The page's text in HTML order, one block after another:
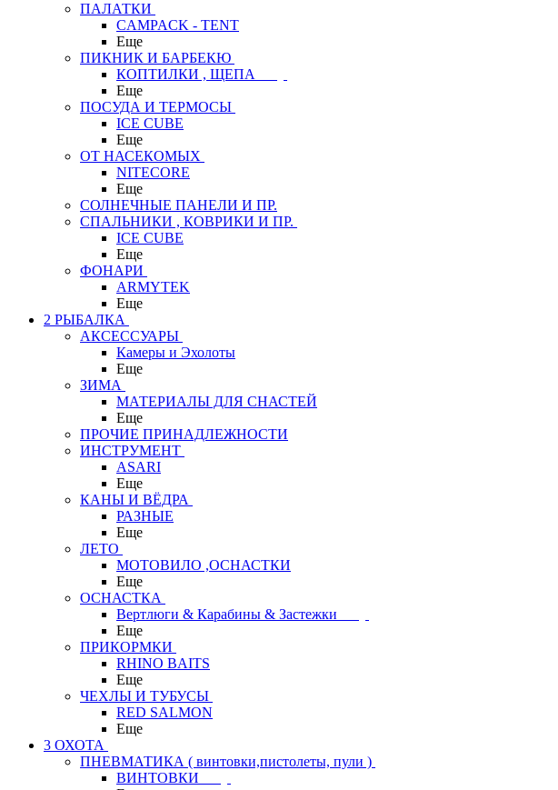
ПАЛАТКИ
CAMPACK - TENT
Еще
ПИКНИК И БАРБЕКЮ
КОПТИЛКИ , ЩЕПА
Еще
ПОСУДА И ТЕРМОСЫ
ICE CUBE
Еще
ОТ НАСЕКОМЫХ
NITECORE
Еще
СОЛНЕЧНЫЕ ПАНЕЛИ И ПР.
СПАЛЬНИКИ , КОВРИКИ И ПР.
ICE CUBE
Еще
ФОНАРИ
ARMYTEK
Еще
2 РЫБАЛКА
АКСЕССУАРЫ
Камеры и Эхолоты
Еще
ЗИМА
МАТЕРИАЛЫ ДЛЯ СНАСТЕЙ
Еще
ПРОЧИЕ ПРИНАДЛЕЖНОСТИ
ИНСТРУМЕНТ
ASARI
Еще
КАНЫ И ВЁДРА
РАЗНЫЕ
Еще
ЛЕТО
МОТОВИЛО ,ОСНАСТКИ
Еще
ОСНАСТКА
Вертлюги & Карабины & Застежки
Еще
ПРИКОРМКИ
RHINO BAITS
Еще
ЧЕХЛЫ И ТУБУСЫ
RED SALMON
Еще
3 ОХОТА
ПНЕВМАТИКА ( винтовки,пистолеты, пули )
ВИНТОВКИ